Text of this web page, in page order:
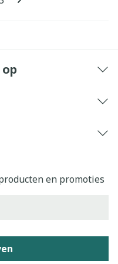
en promoties